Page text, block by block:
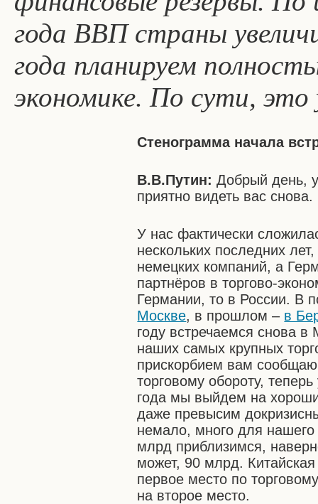
года ВВП страны
года планируем
экономике. По сути,
Стенограмма начала
В.В.Путин: Добрый день,
приятно видеть вас снова.
У нас фактически
нескольких последних
немецких компаний, а
партнёров в торгово-
Германии, то в России. В
Москве, в прошлом – в
году встречаемся снова
наших самых крупных
прискорбием вам
торговому обороту,
года мы выйдем на
даже превысим
немало, много для нашего
млрд приблизимся,
может, 90 млрд.
первое место по
на второе место.